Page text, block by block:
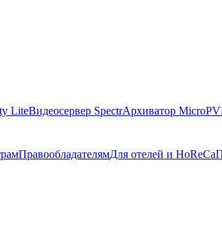
LiteВидеосервер SpectrАрхиватор
ПравообладателямДля отелей и HoReCa